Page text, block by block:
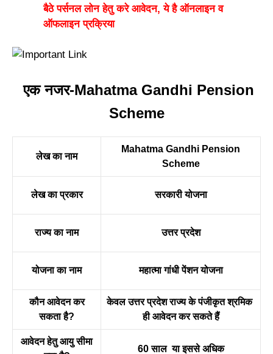
बैठे पर्सनल लोन हेतु करे आवेदन, ये है ऑनलाइन व
ऑफलाइन प्रक्रिया
एक नजर-Mahatma Gandhi Pension
Scheme
लेख का नाम
Mahatma Gandhi Pension
Scheme
लेख का प्रकार सरकारी योजना
राज्य का नाम उत्तर प्रदेश
योजना का नाम महात्मा गांधी पेंशन योजना
कौन आवेदन कर
सकता है?
केवल उत्तर प्रदेश राज्य के पंजीकृत श्रमिक
ही आवेदन कर सकते हैं
आवेदन हेतु आयु सीमा
60 साल या इससे अधिक